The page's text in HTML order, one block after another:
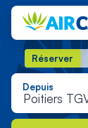
Réserver
Réserver
Depuis